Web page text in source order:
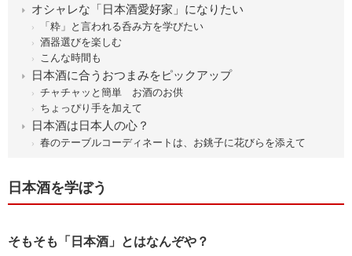
オシャレな「日本酒愛好家」になりたい
「粋」と言われる呑み方を学びたい
酒器選びを楽しむ
こんな時間も
日本酒に合うおつまみをピックアップ
チャチャッと簡単 お酒のお供
ちょっぴり手を加えて
日本酒は日本人の心？
春のテーブルコーディネートは、お銚子に花びらを添えて
日本酒を学ぼう
そもそも「日本酒」とはなんぞや？